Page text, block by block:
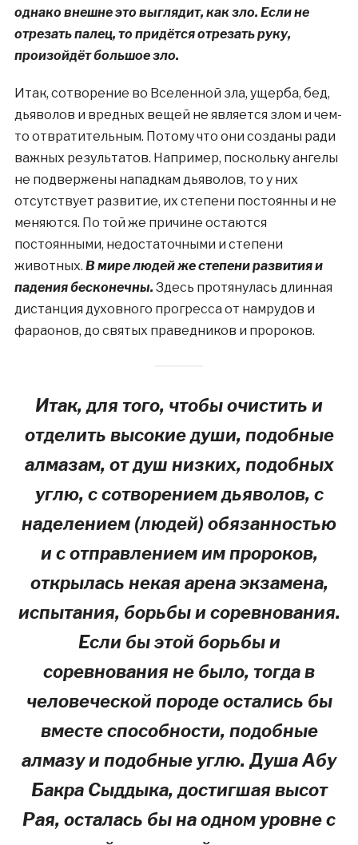
однако внешне это выглядит, как зло. Если не
отрезать палец, то придётся отрезать руку,
произойдёт большое зло.
Итак, сотворение во Вселенной зла, ущерба, бед,
дьяволов и вредных вещей не является злом и чем-
то отвратительным. Потому что они созданы ради
важных результатов. Например, поскольку ангелы
не подвержены нападкам дьяволов, то у них
отсутствует развитие, их степени постоянны и не
меняются. По той же причине остаются
постоянными, недостаточными и степени
животных. В мире людей же степени развития и
падения бесконечны. Здесь протянулась длинная
дистанция духовного прогресса от намрудов и
фараонов, до святых праведников и пророков.
Итак, для того, чтобы очистить и
отделить высокие души, подобные
алмазам, от душ низких, подобных
углю, с сотворением дьяволов, с
наделением (людей) обязанностью
и с отправлением им пророков,
открылась некая арена экзамена,
испытания, борьбы и соревнования.
Если бы этой борьбы и
соревнования не было, тогда в
человеческой породе остались бы
вместе способности, подобные
алмазу и подобные углю. Душа Абу
Бакра Сыддыка, достигшая высот
Рая, осталась бы на одном уровне с